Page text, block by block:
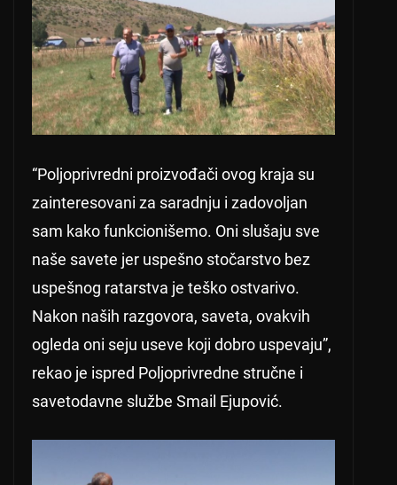
“Poljoprivredni proizvođači ovog kraja su
zainteresovani za saradnju i zadovoljan
sam kako funkcionišemo. Oni slušaju sve
naše savete jer uspešno stočarstvo bez
uspešnog ratarstva je teško ostvarivo.
Nakon naših razgovora, saveta, ovakvih
ogleda oni seju useve koji dobro uspevaju”,
rekao je ispred Poljoprivredne stručne i
savetodavne službe Smail Ejupović.